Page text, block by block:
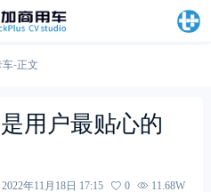
车-正文
用户最贴心的
2022年11月18日 17:15 0
11.68W